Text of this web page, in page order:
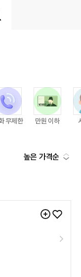
무제한 만원 이하
높은 가격순